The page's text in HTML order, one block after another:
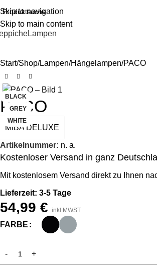
Skip to navigation
Skip to main content
Lampen
Start Shop Lampen Hängelampen PACO
BLACK
GREY
WHITE
PACO
MIBA DELUXE
Artikelnummer: n. a.
Kostenloser Versand in ganz
Mit kostenlosem Versand direkt zu Ihnen
Lieferzeit: 3-5 Tage
54,99 € inkl.MWST
FARBE